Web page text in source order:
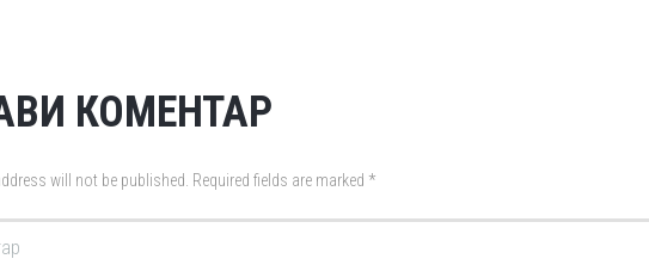
КОМЕНТАР
will not be published. Required fields are marked *